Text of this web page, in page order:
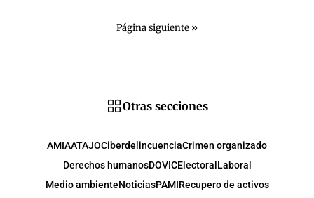
Página siguiente »
Otras secciones
AMIAATAJOCiberdelincuenciaCrimen organizado
Derechos humanosDOVICElectoral Laboral
Medio ambienteNoticiasPAMIRecupero de activos